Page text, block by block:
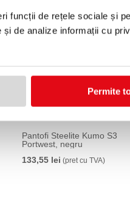
funcții de rețele sociale și
de analize informații cu
Permite
Pantofi Steelite Kumo S3
Portwest, negru
133,55 lei (pret cu TVA)